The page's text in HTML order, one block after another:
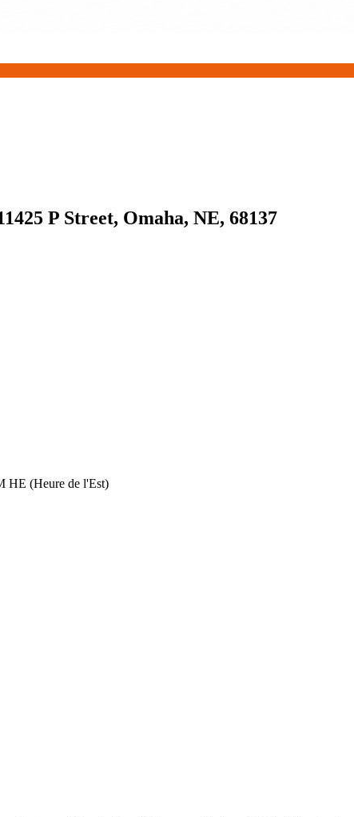
P Street, Omaha, NE, 68137
HE (Heure de l'Est)